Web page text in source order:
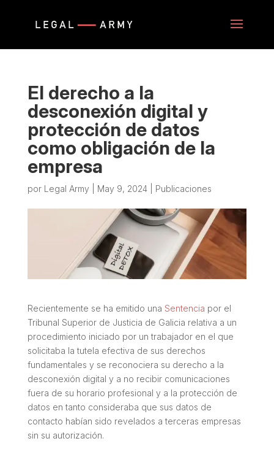
​​El derecho a la
desconexión digital y
protección de datos
como obligación de la
empresa
por Legal Army May 9, 2024| Publicaciones
Recientemente se ha emitido una Sentencia por el
Tribunal Superior de Justicia de Galicia relativa a un
procedimiento iniciado por un trabajador en el que
solicitaba la tutela efectiva de sus derechos
fundamentales y se reconociera su derecho a la
desconexión digital y a no recibir comunicaciones
fuera de su horario profesional y a la protección de
datos en tanto consideraba que sus datos de
contacto habían sido revelados a terceras empresas
sin su autorización.